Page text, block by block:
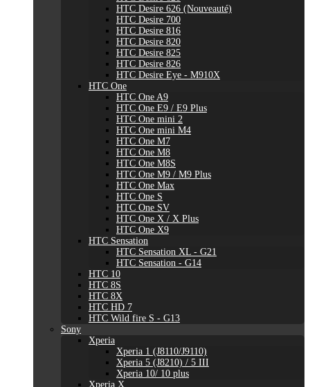
HTC Desire 626 (Nouveauté)
HTC Desire 700
HTC Desire 816
HTC Desire 820
HTC Desire 825
HTC Desire 826
HTC Desire Eye - M910X
HTC One
HTC One A9
HTC One E9 / E9 Plus
HTC One mini 2
HTC One mini M4
HTC One M7
HTC One M8
HTC One M8S
HTC One M9 / M9 Plus
HTC One Max
HTC One S
HTC One SV
HTC One X / X Plus
HTC One X9
HTC Sensation
HTC Sensation XL - G21
HTC Sensation - G14
HTC 10
HTC 8S
HTC 8X
HTC HD 7
HTC Wild fire S - G13
Sony
Xperia
Xperia 1 (J8110/J9110)
Xperia 5 (J8210) / 5 III
Xperia 10/ 10 plus
Xperia X